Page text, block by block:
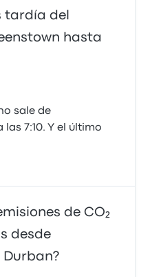
tardía del
hasta
sale de
7:10. Y el último
de CO₂
desde